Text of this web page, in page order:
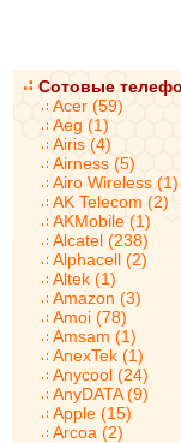
Сотовые
Acer (59)
Aeg (1)
Airis (4)
Airness (5)
Airo Wireless (1)
AK Telecom (2)
AKMobile (1)
Alcatel (238)
Alphacell (2)
Altek (1)
Amazon (3)
Amoi (78)
Amsam (1)
AnexTek (1)
Anycool (24)
AnyDATA (9)
Apple (15)
Arcoa (2)